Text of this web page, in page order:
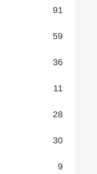
91
59
36
11
28
30
9